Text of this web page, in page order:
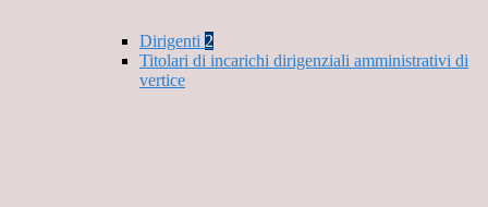
Dirigenti 2
Titolari di incarichi dirigenziali amministrativi di
vertice